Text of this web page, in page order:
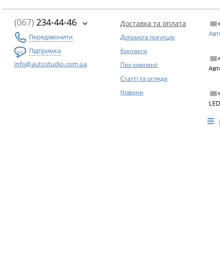
(067) 234-44-46
Передзвонити
Підтримка
info@autostudio.com.ua
Доставка та оплата
Допомога покупцю
Контакти
Про компанії
Статті та огляди
Новини